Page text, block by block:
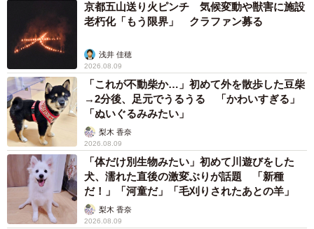
京都五山送り火ピンチ 気候変動や獣害に施設
老朽化「もう限界」 クラファン募る
浅井 佳穂
2026.08.09
「これが不動柴か…」初めて外を散歩した豆柴
→2分後、足元でうるうる 「かわいすぎる」
「ぬいぐるみみたい」
梨木 香奈
2026.08.09
「体だけ別生物みたい」初めて川遊びをした
犬、濡れた直後の激変ぶりが話題 「新種
だ！」「河童だ」「毛刈りされたあとの羊」
梨木 香奈
2026.08.09